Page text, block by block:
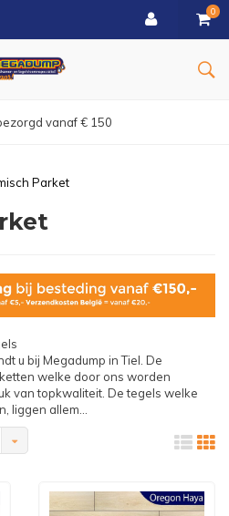
0
vanaf € 150
Parket
u bij Megadump in Tiel. De
welke door ons worden
van topkwaliteit. De tegels welke
liggen allem...